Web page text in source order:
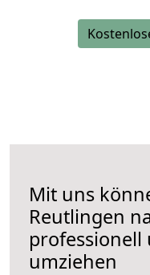
Mit uns
Reutlingen
umziehen